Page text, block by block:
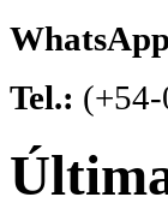
Tel.: